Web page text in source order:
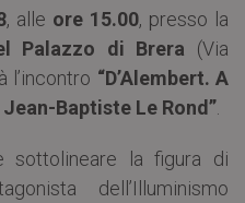
, alle ore 15.00, presso la
Palazzo di Brera (Via
l’incontro “D’Alembert. A
Baptiste Le Rond”.
sottolineare la figura di
dell’Illuminismo